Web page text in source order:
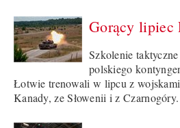
Gorący lipiec
Szkolenie
polskiego
Łotwie trenowali w lipcu z
Kanady, ze Słowenii i z